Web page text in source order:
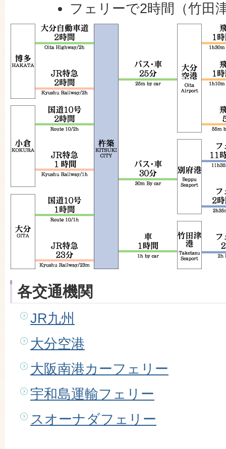
フェリーで2時間（竹田
各交通機関
JR九州
大分空港
大阪南港カーフェリー
宇和島運輸フェリー
スオーナダフェリー